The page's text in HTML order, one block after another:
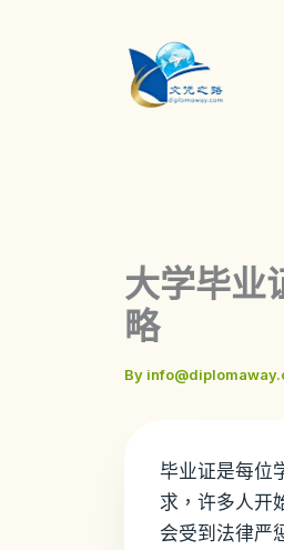
大学毕业
略
By
毕业证是每位
求，许多人开
会受到法律严